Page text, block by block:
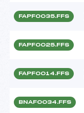
FAPF0035.FFS
FAPF0025.FFS
FAPF0014.FFS
BNAF0034.FFS